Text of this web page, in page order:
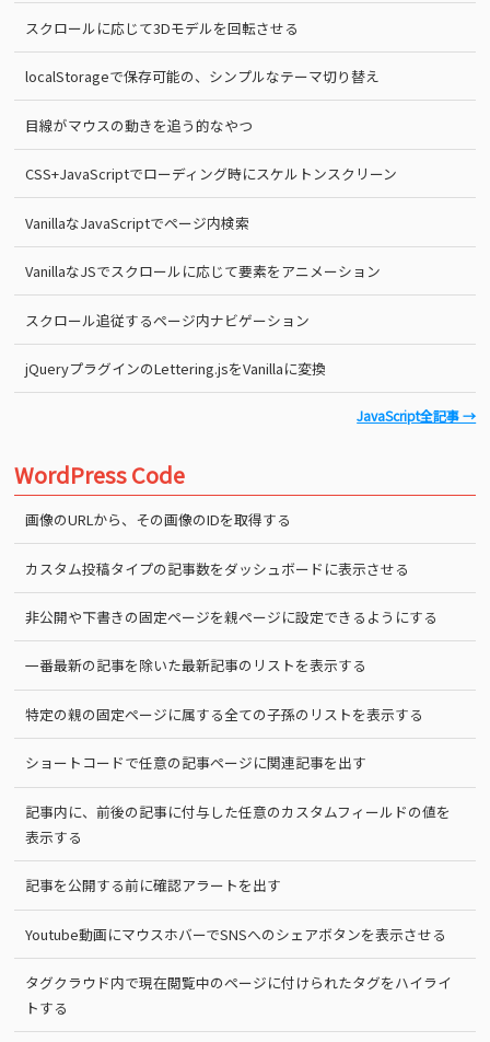
スクロールに応じて3Dモデルを回転させる
localStorageで保存可能の、シンプルなテーマ切り替え
目線がマウスの動きを追う的なやつ
CSS+JavaScriptでローディング時にスケルトンスクリーン
VanillaなJavaScriptでページ内検索
VanillaなJSでスクロールに応じて要素をアニメーション
スクロール追従するページ内ナビゲーション
jQueryプラグインのLettering.jsをVanillaに変換
JavaScript全記事 →
WordPress Code
画像のURLから、その画像のIDを取得する
カスタム投稿タイプの記事数をダッシュボードに表示させる
非公開や下書きの固定ページを親ページに設定できるようにする
一番最新の記事を除いた最新記事のリストを表示する
特定の親の固定ページに属する全ての子孫のリストを表示する
ショートコードで任意の記事ページに関連記事を出す
記事内に、前後の記事に付与した任意のカスタムフィールドの値を
表示する
記事を公開する前に確認アラートを出す
Youtube動画にマウスホバーでSNSへのシェアボタンを表示させる
タグクラウド内で現在閲覧中のページに付けられたタグをハイライ
トする